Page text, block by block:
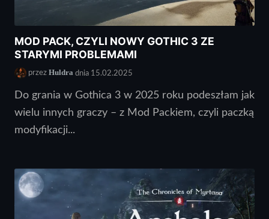
MOD PACK, CZYLI NOWY GOTHIC 3 ZE
STARYMI PROBLEMAMI
przez Huldra dnia 15.02.2025
Do grania w Gothica 3 w 2025 roku podeszłam jak
wielu innych graczy – z Mod Packiem, czyli paczką
modyfikacji...